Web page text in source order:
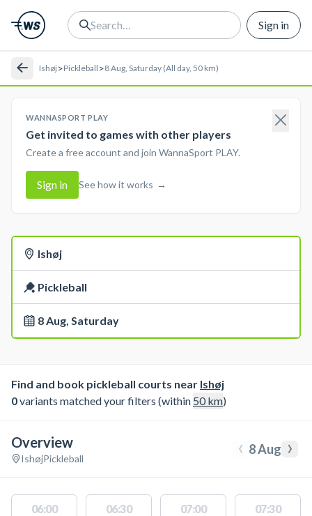
Sign in
Ishøj>Pickleball >8 Aug, Saturday (All day, 50 km)
WANNASPORT PLAY
Get invited to games with other players
Create a free account and join WannaSport PLAY.
Sign in See how it works →
Ishøj
Pickleball
8 Aug, Saturday
Find and book pickleball courts near Ishøj
0variants matched your filters (within 50km)
Overview
IshøjPickleball ‹ 8 Aug ›
06:00 06:30 07:00 07:30